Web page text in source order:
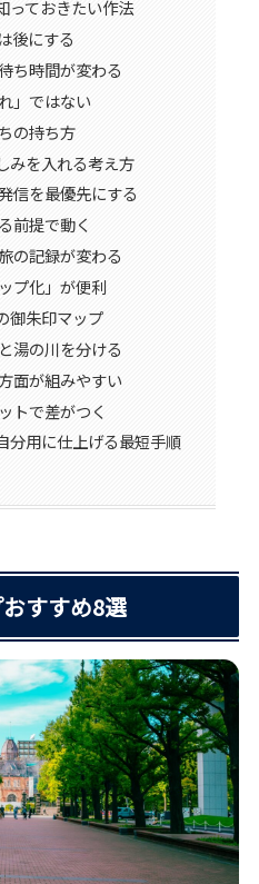
っておきたい作法
後にする
ち時間が変わる
」ではない
の持ち方
みを入れる考え方
信を最優先にする
前提で動く
の記録が変わる
プ化」が便利
御朱印マップ
湯の川を分ける
面が組みやすい
トで差がつく
分用に仕上げる最短手順
すすめ8選